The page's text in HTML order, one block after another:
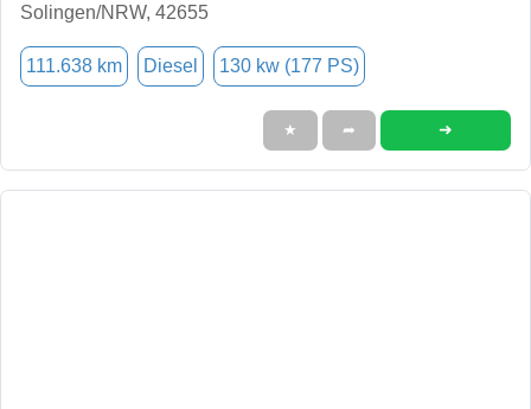
Solingen/NRW, 42655
111.638 km Diesel 130 kw (177 PS)
★ ➦ ➜